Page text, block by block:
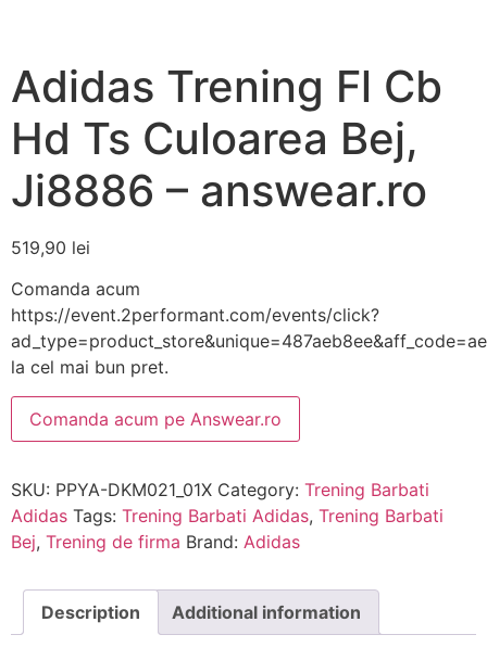
Adidas Trening Fl Cb
Hd Ts Culoarea Bej,
Ji8886 – answear.ro
519,90 lei
Comanda acum
https://event.2performant.com/events/click?
la cel mai bun pret.
Comanda acum pe Answear.ro
SKU: PPYA-DKM021_01X Category: Trening Barbati
Adidas Tags: Trening Barbati Adidas, Trening Barbati
Bej, Trening de firma Brand: Adidas
Description Additional information